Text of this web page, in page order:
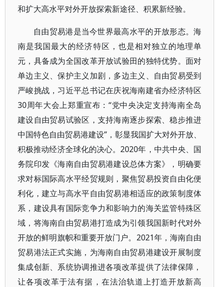
和扩大高水平对外开放探索新途径、积累新经验。
自由贸易港是当今世界最高水平的开放形态。海
南是我国最大的经济特区，也是相对独立的地理单
元，具备成为全国改革开放试验田的独特优势。面对
单边主义、保护主义加剧，多边主义、自由贸易受到
严峻挑战，习近平总书记在庆祝海南建省办经济特区
30周年大会上郑重宣布：“党中央决定支持海南全岛
建设自由贸易试验区，支持海南逐步探索、稳步推进
中国特色自由贸易港建设”，彰显我国扩大对外开放、
积极推动经济全球化的决心。2020年，中共中央、国
务院印发《海南自由贸易港建设总体方案》，明确要
求对标国际高水平经贸规则，聚焦贸易投资自由化便
利化，建立与高水平自由贸易港相适应的政策制度体
系，建设具有国际竞争力和影响力的海关监管特殊区
域，将海南自由贸易港打造成为引领我国新时代对外
开放的鲜明旗帜和重要开放门户。2021年，海南自由
贸易港法正式实施，为海南自由贸易港建设开展制度
集成创新、系统协调推进各项改革提供了法律保障，
让各项改革于法有据，在法治轨道上打造开放新高